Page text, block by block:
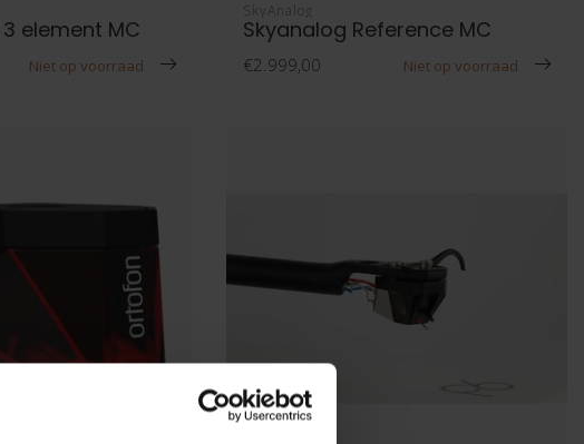
element MC
Niet op voorraad
SkyAnalog
Skyanalog Reference MC
€2.999,00 Niet op voorraad